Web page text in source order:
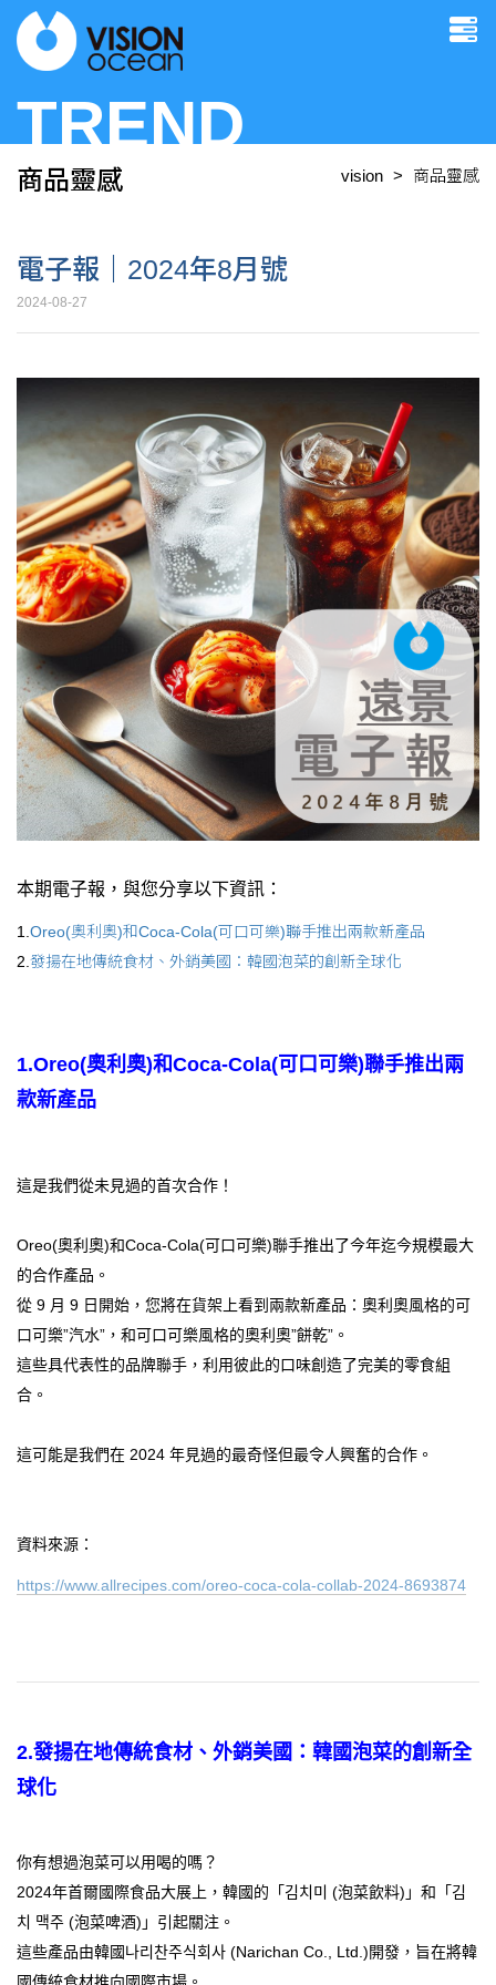
TREND
商品靈感 vision 商品靈感
電子報｜2024年8月號
2024-08-27
本期電子報，與您分享以下資訊：
1. Oreo(奧利奧)和Coca-Cola(可口可樂)聯手推出兩款新產品
2. 發揚在地傳統食材、外銷美國：韓國泡菜的創新全球化
1.Oreo(奧利奧)和Coca-Cola(可口可樂)聯手推出兩
款新產品
這是我們從未見過的首次合作！
Oreo(奧利奧)和Coca-Cola(可口可樂)聯手推出了今年迄今規模最大
的合作產品。
從 9 月 9 日開始，您將在貨架上看到兩款新產品：奧利奧風格的可
口可樂”汽水”，和可口可樂風格的奧利奧”餅乾”。
這些具代表性的品牌聯手，利用彼此的口味創造了完美的零食組
合。
這可能是我們在 2024 年見過的最奇怪但最令人興奮的合作。
資料來源：
https://www.allrecipes.com/oreo-coca-cola-collab-2024-8693874
2.發揚在地傳統食材、外銷美國：韓國泡菜的創新全
球化
你有想過泡菜可以用喝的嗎？
2024年首爾國際食品大展上，韓國的「김치미 (泡菜飲料)」和「김
치 맥주 (泡菜啤酒)」引起關注。
這些產品由韓國나리찬주식회사 (Narichan Co., Ltd.)開發，旨在將韓